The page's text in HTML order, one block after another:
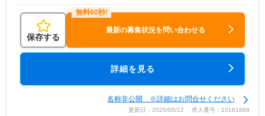
保存する
最新の募集状況を問い合わせる
詳細を見る
名称非公開 ※詳細はお問合せください
更新日：2025/05/12 求人番号：10161869